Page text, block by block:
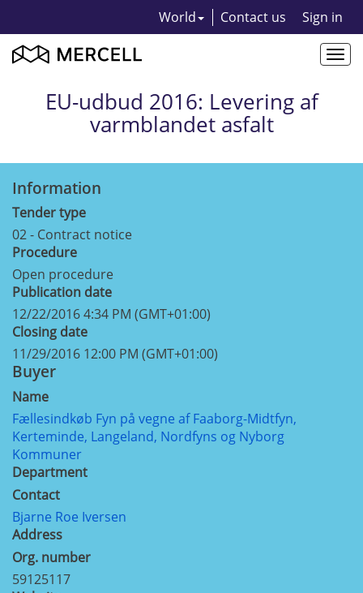
World Contact us Sign in
EU-udbud 2016: Levering af
varmblandet asfalt
Information
Tender type
02 - Contract notice
Procedure
Open procedure
Publication date
12/22/2016 4:34 PM (GMT+01:00)
Closing date
11/29/2016 12:00 PM (GMT+01:00)
Buyer
Name
Fællesindkøb Fyn på vegne af Faaborg-Midtfyn,
Kerteminde, Langeland, Nordfyns og Nyborg
Kommuner
Department
Contact
Bjarne Roe Iversen
Address
Org. number
59125117